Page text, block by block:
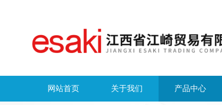
网站首页 关于我们 产品中心